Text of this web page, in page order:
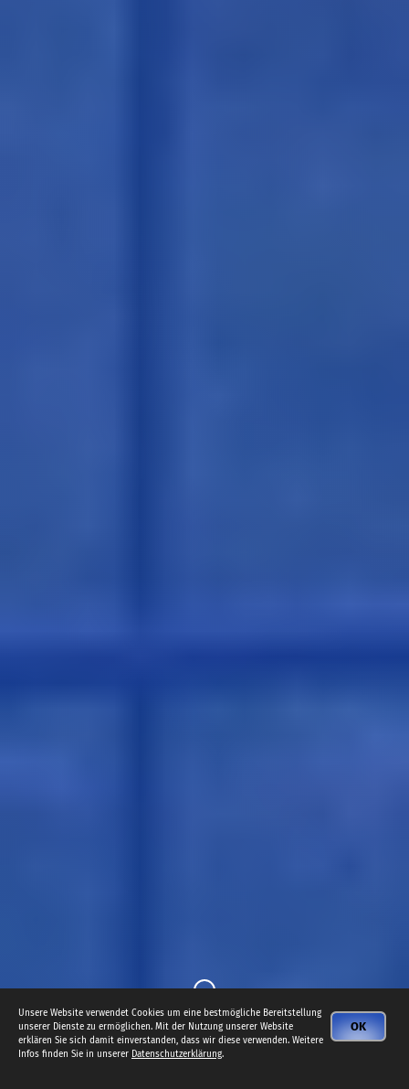
OK
Unsere Website verwendet Cookies um eine bestmögliche Bereitstellung
unserer Dienste zu ermöglichen. Mit der Nutzung unserer Website
erklären Sie sich damit einverstanden, dass wir diese verwenden. Weitere
Infos finden Sie in unserer Datenschutzerklärung.